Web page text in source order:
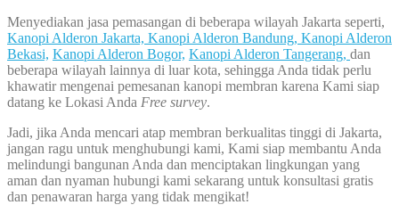
Menyediakan jasa pemasangan di beberapa wilayah Jakarta seperti,
Kanopi Alderon Jakarta, Kanopi Alderon Bandung, Kanopi Alderon
Bekasi, Kanopi Alderon Bogor, Kanopi Alderon Tangerang, dan
beberapa wilayah lainnya di luar kota, sehingga Anda tidak perlu
khawatir mengenai pemesanan kanopi membran karena Kami siap
datang ke Lokasi Anda Free survey.
Jadi, jika Anda mencari atap membran berkualitas tinggi di Jakarta,
jangan ragu untuk menghubungi kami, Kami siap membantu Anda
melindungi bangunan Anda dan menciptakan lingkungan yang
aman dan nyaman hubungi kami sekarang untuk konsultasi gratis
dan penawaran harga yang tidak mengikat!